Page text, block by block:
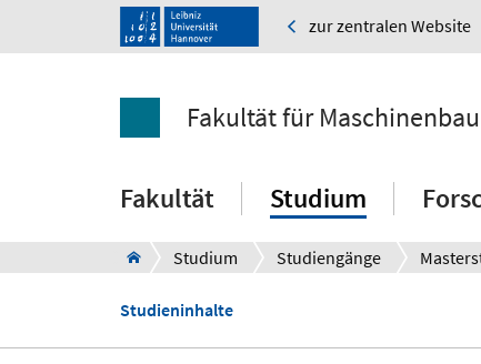
zur zentralen Website
Fakultät für Maschinenbau
Fakultät Studium
Studium Studiengänge
Studieninhalte